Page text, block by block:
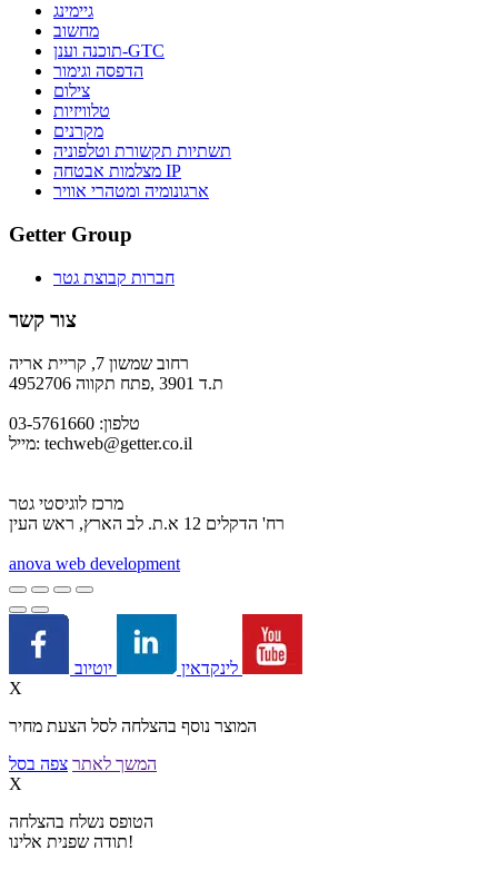
גיימינג
מחשוב
תוכנה וענן-GTC
הדפסה וגימור
צילום
טלוויזיות
מקרנים
תשתיות תקשורת וטלפוניה
מצלמות אבטחה IP
ארגונומיה ומטהרי אוויר
Getter Group
חברות קבוצת גטר
צור קשר
רחוב שמשון 7, קריית אריה
ת.ד 3901 ,פתח תקווה 4952706
טלפון: 03-5761660
מייל: techweb@getter.co.il
מרכז לוגיסטי גטר
רח' הדקלים 12 א.ת. לב הארץ, ראש העין
anova web development
לינקדאין
X
המוצר נוסף בהצלחה לסל הצעת מחיר
המשך לאתר צפה בסל
X
הטופס נשלח בהצלחה
תודה שפנית אלינו!